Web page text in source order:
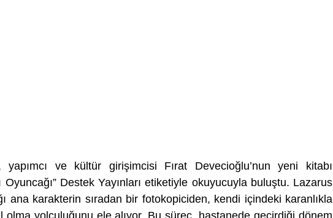
yapımcı ve kültür girişimcisi Fırat Devecioğlu’nun yeni kitabı
Oyuncağı” Destek Yayınları etiketiyle okuyucuyla buluştu. Lazarus
ana karakterin sıradan bir fotokopiciden, kendi içindeki karanlıkla
olma yolculuğunu ele alıyor. Bu süreç, hastanede geçirdiği dönem